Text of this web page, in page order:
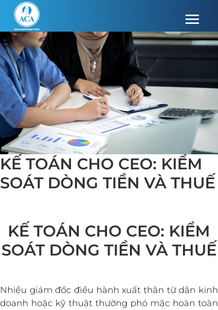
KẾ TOÁN CHO CEO: KIỂM
SOÁT DÒNG TIỀN VÀ THUẾ
KẾ TOÁN CHO CEO: KIỂM
SOÁT DÒNG TIỀN VÀ THUẾ
Nhiều giám đốc điều hành xuất thân từ dân kinh
doanh hoặc kỹ thuật thường phó mặc hoàn toàn